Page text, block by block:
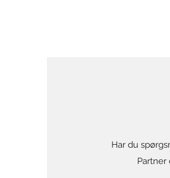
Har du
Partner